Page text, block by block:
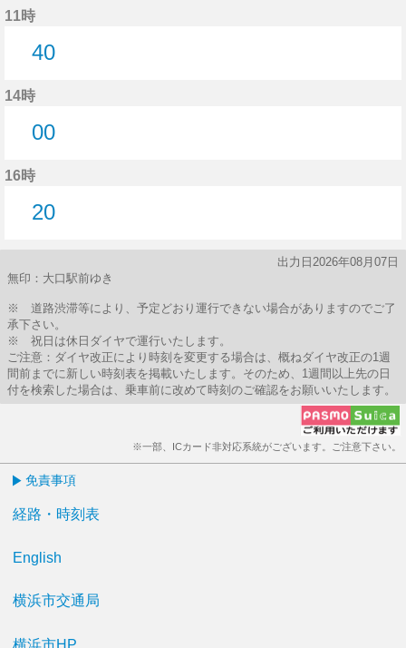
11時
40
14時
00
16時
20
出力日2026年08月07日
無印：大口駅前ゆき
※ 道路渋滞等により、予定どおり運行できない場合がありますのでご了
承下さい。
※ 祝日は休日ダイヤで運行いたします。
ご注意：ダイヤ改正により時刻を変更する場合は、概ねダイヤ改正の1週
間前までに新しい時刻表を掲載いたします。そのため、1週間以上先の日
付を検索した場合は、乗車前に改めて時刻のご確認をお願いいたします。
※一部、ICカード非対応系統がございます。ご注意下さい。
免責事項
経路・時刻表
English
横浜市交通局
横浜市HP